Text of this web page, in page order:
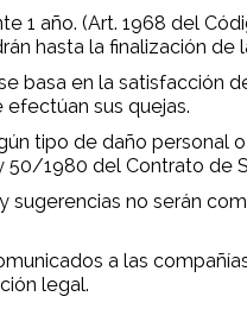
1 año. (Art. 1968 del
hasta la finalización de
basa en la satisfacción
sus quejas.
tipo de daño
50/1980 del Contrato de
sugerencias no serán
a las
legal.